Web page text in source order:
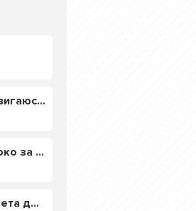
Муру мур мур двигаюсь на мурмулях
Там на небі високо за хмарами
Моя собачка одета дороже тебя